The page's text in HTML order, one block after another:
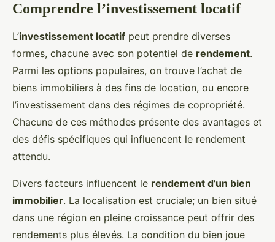
Comprendre l’investissement locatif
L’investissement locatif peut prendre diverses
formes, chacune avec son potentiel de rendement.
Parmi les options populaires, on trouve l’achat de
biens immobiliers à des fins de location, ou encore
l’investissement dans des régimes de copropriété.
Chacune de ces méthodes présente des avantages et
des défis spécifiques qui influencent le rendement
attendu.
Divers facteurs influencent le rendement d’un bien
immobilier. La localisation est cruciale; un bien situé
dans une région en pleine croissance peut offrir des
rendements plus élevés. La condition du bien joue